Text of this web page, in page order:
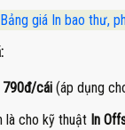
Bảng giá In bao thư,
790đ/cái (áp dụng
là cho kỹ thuật In